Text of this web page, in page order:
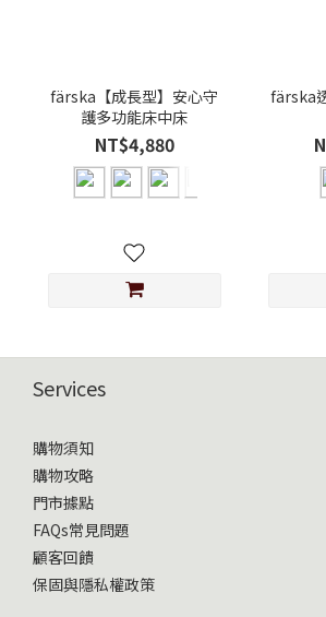
färska【成長型】安心守
護多功能床中床
NT$4,880
färska
Services
購物須知
購物攻略
門市據點
FAQs常見問題
顧客回饋
保固與隱私權政策